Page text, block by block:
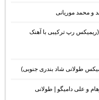
رپ ترکیبی با آهنک
باکس 43 از دیجی رهام و علی دامیگو | طولانی